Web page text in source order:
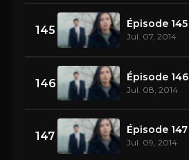
145 Épisode 145
Jul. 07, 2014
146 Épisode 146
Jul. 08, 2014
147 Épisode 147
Jul. 09, 2014